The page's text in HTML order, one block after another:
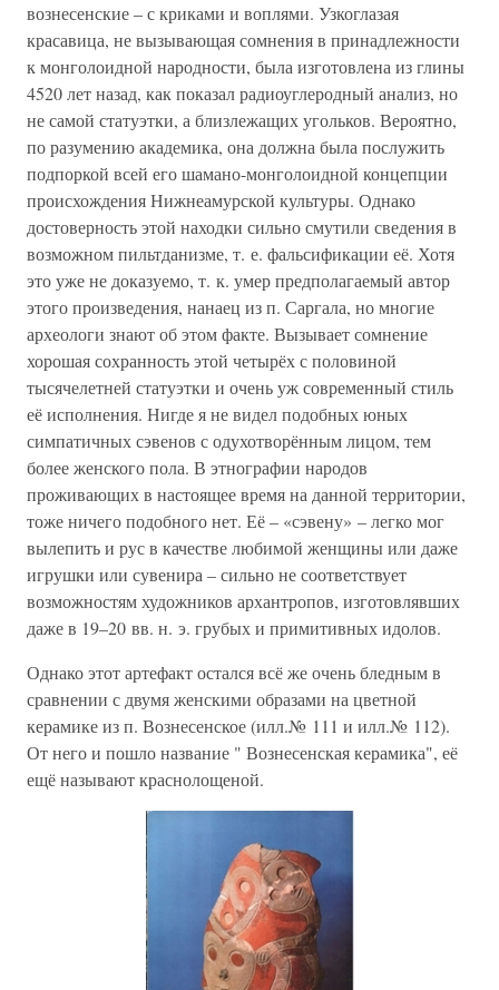
вознесенские – с криками и воплями. Узкоглазая
красавица, не вызывающая сомнения в принадлежности
к монголоидной народности, была изготовлена из глины
4520 лет назад, как показал радиоуглеродный анализ, но
не самой статуэтки, а близлежащих угольков. Вероятно,
по разумению академика, она должна была послужить
подпоркой всей его шамано-монголоидной концепции
происхождения Нижнеамурской культуры. Однако
достоверность этой находки сильно смутили сведения в
возможном пильтданизме, т. е. фальсификации её. Хотя
это уже не доказуемо, т. к. умер предполагаемый автор
этого произведения, нанаец из п. Саргала, но многие
археологи знают об этом факте. Вызывает сомнение
хорошая сохранность этой четырёх с половиной
тысячелетней статуэтки и очень уж современный стиль
её исполнения. Нигде я не видел подобных юных
симпатичных сэвенов с одухотворённым лицом, тем
более женского пола. В этнографии народов
проживающих в настоящее время на данной территории,
тоже ничего подобного нет. Её – «сэвену» – легко мог
вылепить и рус в качестве любимой женщины или даже
игрушки или сувенира – сильно не соответствует
возможностям художников архантропов, изготовлявших
даже в 19–20 вв. н. э. грубых и примитивных идолов.
Однако этот артефакт остался всё же очень бледным в
сравнении с двумя женскими образами на цветной
керамике из п. Вознесенское (илл.№ 111 и илл.№ 112).
От него и пошло название " Вознесенская керамика", её
ещё называют краснолощеной.